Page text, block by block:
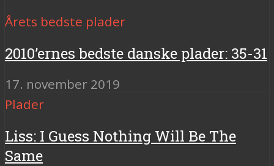
Årets bedste plader
2010’ernes bedste danske plader: 35-31
17. november 2019
Plader
Liss: I Guess Nothing Will Be The
Same